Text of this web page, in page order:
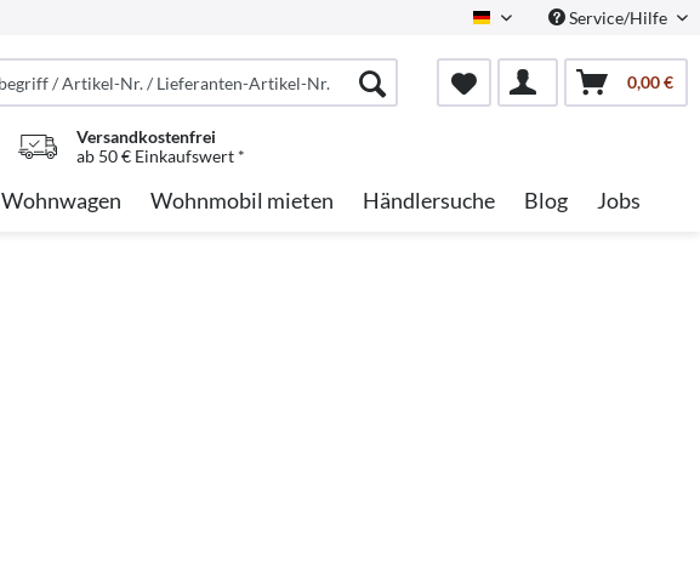
German Service/Hilfe
0,00 €
Versandkostenfrei
ab 50 € Einkaufswert *
Wohnwagen Wohnmobil mieten Händlersuche Blog Jobs